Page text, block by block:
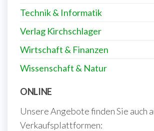
Technik & Informatik
Verlag Kirchschlager
Wirtschaft & Finanzen
Wissenschaft & Natur
ONLINE
Unsere Angebote finden Sie auch
Verkaufsplattformen: